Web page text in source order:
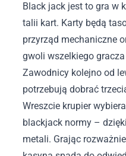
Black jack jest to gra w
talii kart. Karty będą
przyrząd mechaniczne
gwoli wszelkiego
Zawodnicy kolejno od
potrzebują dobrać
Wreszcie krupier
blackjack normy –
metali. Grając